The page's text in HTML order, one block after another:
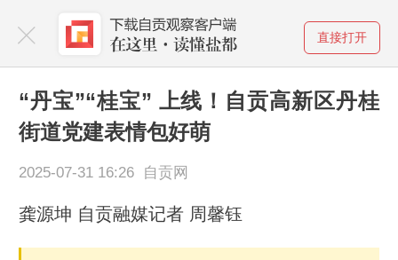
直接打开
“丹宝”“桂宝” 上线！自贡高新区丹桂
街道党建表情包好萌
2025-07-31 16:26 自贡网
龚源坤 自贡融媒记者 周馨钰